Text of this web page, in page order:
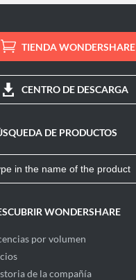
TIENDA WONDERSHARE
CENTRO DE DESCARGA
DE PRODUCTOS
WONDERSHARE
por volumen
de la compañía